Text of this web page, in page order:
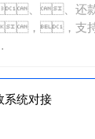
、、还
，，支持
反馈进度
系统对接